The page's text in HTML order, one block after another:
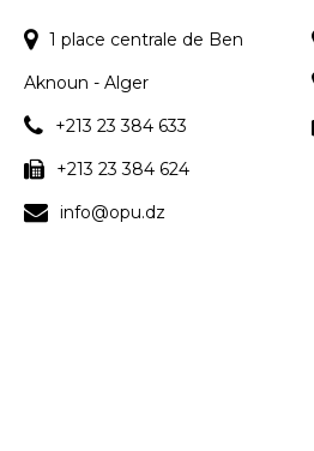
1 place centrale de Ben
Aknoun - Alger
+213 23 384 633
+213 23 384 624
info@opu.dz